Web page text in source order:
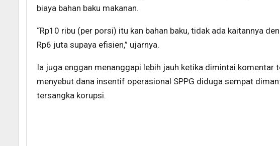
biaya bahan baku makanan.
“Rp10 ribu (per porsi) itu kan bahan baku, tidak ada kaitannya
Rp6 juta supaya efisien,” ujarnya.
Ia juga enggan menanggapi lebih jauh ketika dimintai komentar
menyebut dana insentif operasional SPPG diduga sempat
tersangka korupsi.